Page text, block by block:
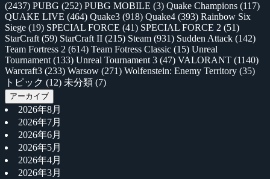
(2437) PUBG (252) PUBG MOBILE (3) Quake Champions (117)
QUAKE LIVE (464) Quake3 (918) Quake4 (393) Rainbow Six
Siege (19) SPECIAL FORCE (41) SPECIAL FORCE 2 (51)
StarCraft (59) StarCraft II (215) Steam (931) Sudden Attack (142)
Team Fortress 2 (614) Team Fotress Classic (15) Unreal
Tournament (133) Unreal Tournament 3 (47) VALORANT (1140)
Warcraft3 (233) Warsow (271) Wolfenstein: Enemy Territory (35)
トピック (12) 未分類 (7)
アーカイブ
2026年8月
2026年7月
2026年6月
2026年5月
2026年4月
2026年3月